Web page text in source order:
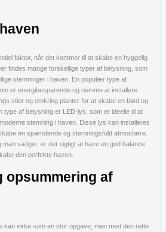
faktor, når det kommer til at skabe en hyggelig
findes mange forskellige typer af belysning, som
stemninger i haven. En populær type af
er energibesparende og nemme at installere.
stier og omkring planter for at skabe en blød og
type af belysning er LED-lys, som er ideelle til at
stemning i haven. Disse lys kan installeres
en spændende og stemningsfuld atmosfære.
man vælger, er det vigtigt at have en god balance
den perfekte haven.
opsummering af
kan virke som en stor opgave, men med den rette